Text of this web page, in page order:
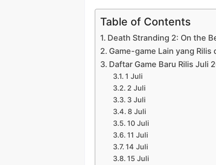
Table of Contents
Death Stranding 2: On the
Game-game Lain yang Rilis
Daftar Game Baru Rilis Juli
1 Juli
2 Juli
3 Juli
8 Juli
10 Juli
11 Juli
14 Juli
15 Juli